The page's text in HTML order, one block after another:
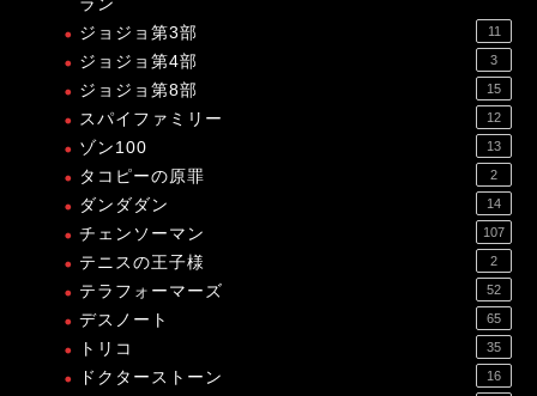
ラン
ジョジョ第3部 11
ジョジョ第4部 3
ジョジョ第8部 15
スパイファミリー 12
ゾン100 13
タコピーの原罪 2
ダンダダン 14
チェンソーマン 107
テニスの王子様 2
テラフォーマーズ 52
デスノート 65
トリコ 35
ドクターストーン 16